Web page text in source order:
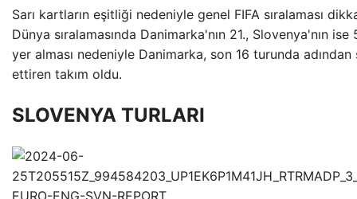
Sarı kartların eşitliği nedeniyle genel FIFA sıralaması
Dünya sıralamasında Danimarka'nın 21., Slovenya'nın ise
yer alması nedeniyle Danimarka, son 16 turunda adından
ettiren takım oldu.
SLOVENYA TURLARI